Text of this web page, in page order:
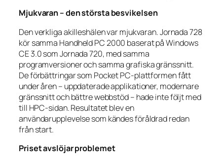
Mjukvaran – den största besvikelsen
Den verkliga akilleshälen var mjukvaran. Jornada 728
kör samma Handheld PC 2000 baserat på Windows
CE 3.0 som Jornada 720, med samma
programversioner och samma grafiska gränssnitt.
De förbättringar som Pocket PC-plattformen fått
under åren – uppdaterade applikationer, modernare
gränssnitt och bättre webbstöd – hade inte följt med
till HPC-sidan. Resultatet blev en
användarupplevelse som kändes föråldrad redan
från start.
Priset avslöjar problemet